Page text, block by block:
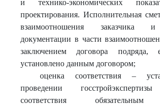
и технико-экономических
проектирования. Исполнительная
взаимоотношения заказчика и
документации в части
заключением договора
установлено данным договором;
оценка соответствия –
проведении госстройэкспертизы
соответствия обязательным